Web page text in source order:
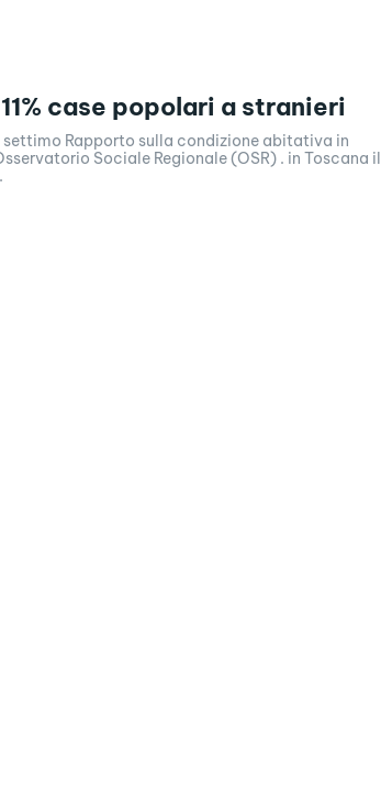
case popolari a stranieri
Rapporto sulla condizione abitativa in
Sociale Regionale (OSR) . in Toscana il